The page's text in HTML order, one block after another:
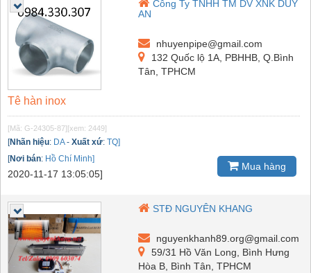
Công Ty TNHH TM DV XNK DUY
AN
nhuyenpipe@gmail.com
132 Quốc lộ 1A, PBHHB, Q.Bình
Tân, TPHCM
Tê hàn inox
[Mã: G-24305-87] [xem: 2449]
[Nhãn hiệu: DA- Xuất xứ: TQ]
[Nơi bán: Hồ Chí Minh]
2020-11-17 13:05:05]
Mua hàng
STĐ NGUYÊN KHANG
nguyenkhanh89.org@gmail.com
59/31 Hồ Văn Long, Bình Hưng
Hòa B, Bình Tân, TPHCM